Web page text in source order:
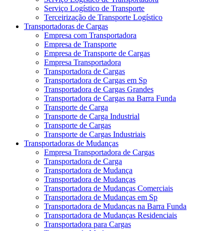
Serviço Logístico de Transporte
Terceirização de Transporte Logístico
Transportadoras de Cargas
Empresa com Transportadora
Empresa de Transporte
Empresa de Transporte de Cargas
Empresa Transportadora
Transportadora de Cargas
Transportadora de Cargas em Sp
Transportadora de Cargas Grandes
Transportadora de Cargas na Barra Funda
Transporte de Carga
Transporte de Carga Industrial
Transporte de Cargas
Transporte de Cargas Industriais
Transportadoras de Mudanças
Empresa Transportadora de Cargas
Transportadora de Carga
Transportadora de Mudança
Transportadora de Mudanças
Transportadora de Mudanças Comerciais
Transportadora de Mudanças em Sp
Transportadora de Mudanças na Barra Funda
Transportadora de Mudanças Residenciais
Transportadora para Cargas